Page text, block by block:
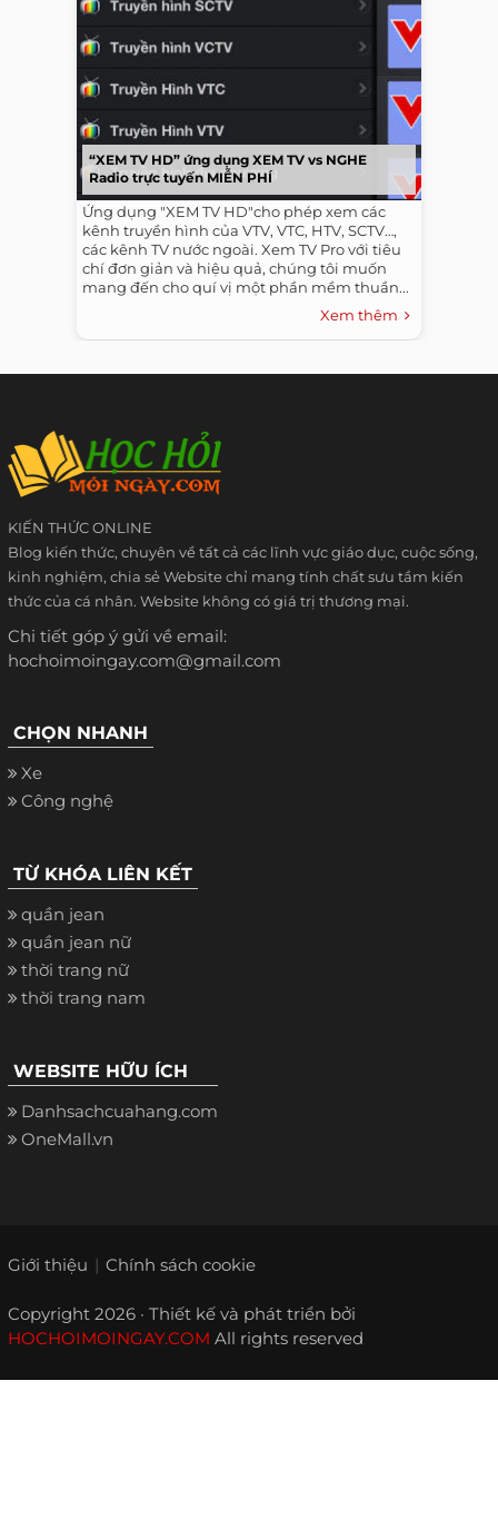
“XEM TV HD” ứng dụng XEM TV vs NGHE
Radio trực tuyến MIỄN PHÍ
Ứng dụng "XEM TV HD"cho phép xem các
kênh truyền hình của VTV, VTC, HTV, SCTV…,
các kênh TV nước ngoài. Xem TV Pro với tiêu
chí đơn giản và hiệu quả, chúng tôi muốn
mang đến cho quí vị một phần mềm thuần...
Xem thêm
KIẾN THỨC ONLINE
Blog kiến thức, chuyên về tất cả các lĩnh vực giáo dục, cuộc sống,
kinh nghiệm, chia sẻ Website chỉ mang tính chất sưu tầm kiến
thức của cá nhân. Website không có giá trị thương mại.
Chi tiết góp ý gửi về email:
hochoimoingay.com@gmail.com
CHỌN NHANH
Xe
Công nghệ
TỪ KHÓA LIÊN KẾT
quần jean
quần jean nữ
thời trang nữ
thời trang nam
WEBSITE HỮU ÍCH
Danhsachcuahang.com
OneMall.vn
Giới thiệu Chính sách cookie
Copyright 2026 · Thiết kế và phát triển bởi
HOCHOIMOINGAY.COM All rights reserved